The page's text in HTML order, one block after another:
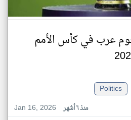
7 نجوم عرب في كأس الأمم
Politics
Jan 16, 2026
منذ ٦ أشهر